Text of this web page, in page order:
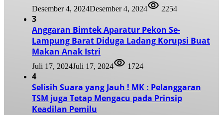
Desember 4, 2024Desember 4, 2024 2254
3
Anggaran Bimtek Aparatur Pekon Se-
Lampung Barat Diduga Ladang Korupsi Buat
Makan Anak Istri
Juli 17, 2024Juli 17, 2024 1724
4
Selisih Suara yang Jauh ! MK : Pelanggaran
TSM juga Tetap Mengacu pada Prinsip
Keadilan Pemilu